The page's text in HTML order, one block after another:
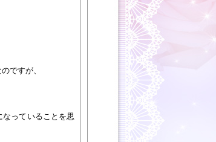
ですが、
っていることを思